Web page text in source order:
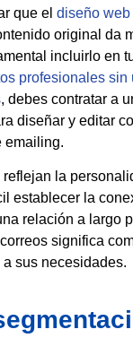
que el diseño web
original da
incluirlo en
profesionales sin
, debes contratar a
diseñar y editar
emailing.
la
establecer la
relación a largo
significa
sus necesidades.